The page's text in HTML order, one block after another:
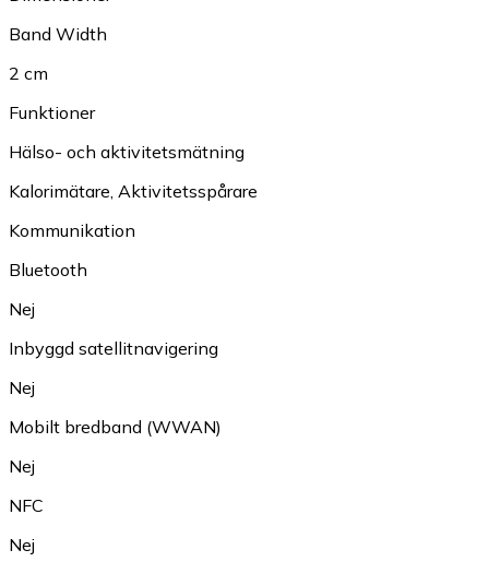
Band Width
2 cm
Funktioner
Hälso- och aktivitetsmätning
Kalorimätare, Aktivitetsspårare
Kommunikation
Bluetooth
Nej
Inbyggd satellitnavigering
Nej
Mobilt bredband (WWAN)
Nej
NFC
Nej